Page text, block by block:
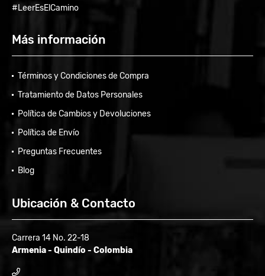
#LeerEsElCamino
Más información
Términos y Condiciones de Compra
Tratamiento de Datos Personales
Política de Cambios y Devoluciones
Política de Envío
Preguntas Frecuentes
Blog
Ubicación & Contacto
Carrera 14 No. 22-18
Armenia - Quindío - Colombia